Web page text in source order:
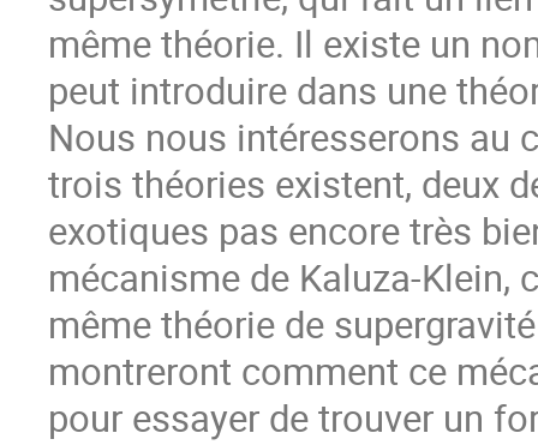
même théorie. Il existe un
peut introduire dans une
Nous nous intéresserons au
trois théories existent, deux
exotiques pas encore très
mécanisme de Kaluza-Klein,
même théorie de
montreront comment ce
pour essayer de trouver un